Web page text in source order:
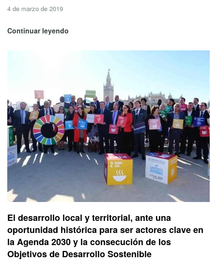
4 de marzo de 2019
Continuar leyendo
El desarrollo local y territorial, ante una
oportunidad histórica para ser actores clave en
la Agenda 2030 y la consecución de los
Objetivos de Desarrollo Sostenible